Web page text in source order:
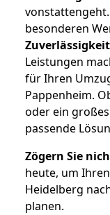
besonderen
Leistungen
für Ihren
Pappenheim.
oder ein
passende
Zögern Sie
heute, um
Heidelberg
planen.